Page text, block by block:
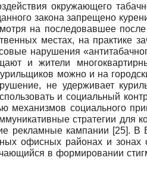
окружающего
закона запрещено
на последовавшее после
местах, на практике
нарушения
и жители
можно и на
не удерживает
и социальный
механизмов социального
стратегии для
рекламные кампании [25]. В
офисных районах и зонах
в формировании